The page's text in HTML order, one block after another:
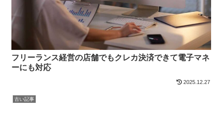
フリーランス経営の店舗でもクレカ決済できて電子マネ
ーにも対応
2025.12.27
古い記事